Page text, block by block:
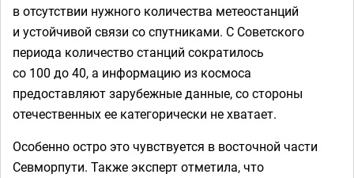
в отсутствии нужного количества метеостанций
и устойчивой связи со спутниками. С Советского
периода количество станций сократилось
со 100 до 40, а информацию из космоса
предоставляют зарубежные данные, со стороны
отечественных ее категорически не хватает.
Особенно остро это чувствуется в восточной части
Севморпути. Также эксперт отметила, что